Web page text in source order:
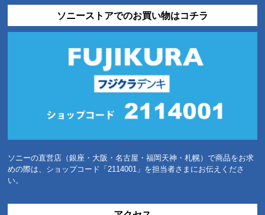
ソニーストアでのお買い物はコチラ
ソニーの直営店（銀座・大阪・名古屋・福岡天神・札幌）で商品をお求
めの際は、ショップコード「2114001」を担当者さまにお伝えくださ
い。